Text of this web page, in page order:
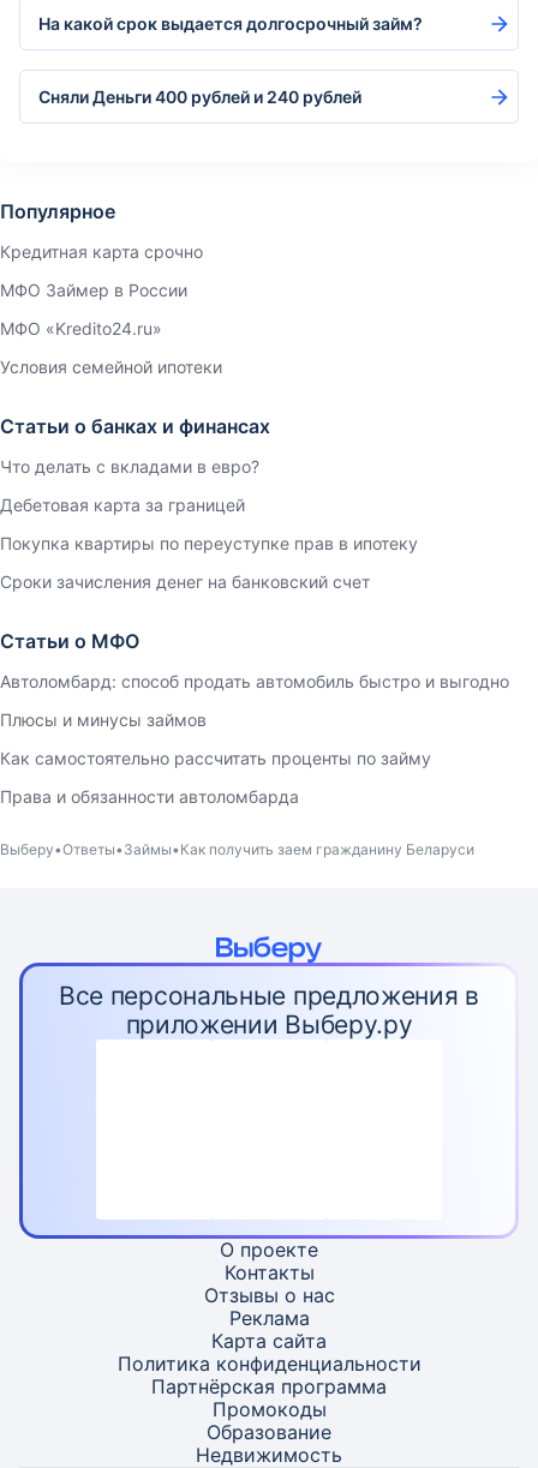
На какой срок выдается долгосрочный займ?
Сняли Деньги 400 рублей и 240 рублей
Популярное
Кредитная карта срочно
МФО Займер в России
МФО «Kredito24.ru»
Условия семейной ипотеки
Статьи о банках и финансах
Что делать с вкладами в евро?
Дебетовая карта за границей
Покупка квартиры по переуступке прав в ипотеку
Сроки зачисления денег на банковский счет
Статьи о МФО
Автоломбард: способ продать автомобиль быстро и выгодно
Плюсы и минусы займов
Как самостоятельно рассчитать проценты по займу
Права и обязанности автоломбарда
Выберу Ответы Займы Как получить заем гражданину Беларуси
Все персональные предложения в
приложении Выберу.ру
О проекте
Контакты
Отзывы о нас
Реклама
Карта сайта
Политика конфиденциальности
Партнёрская программа
Промокоды
Образование
Недвижимость